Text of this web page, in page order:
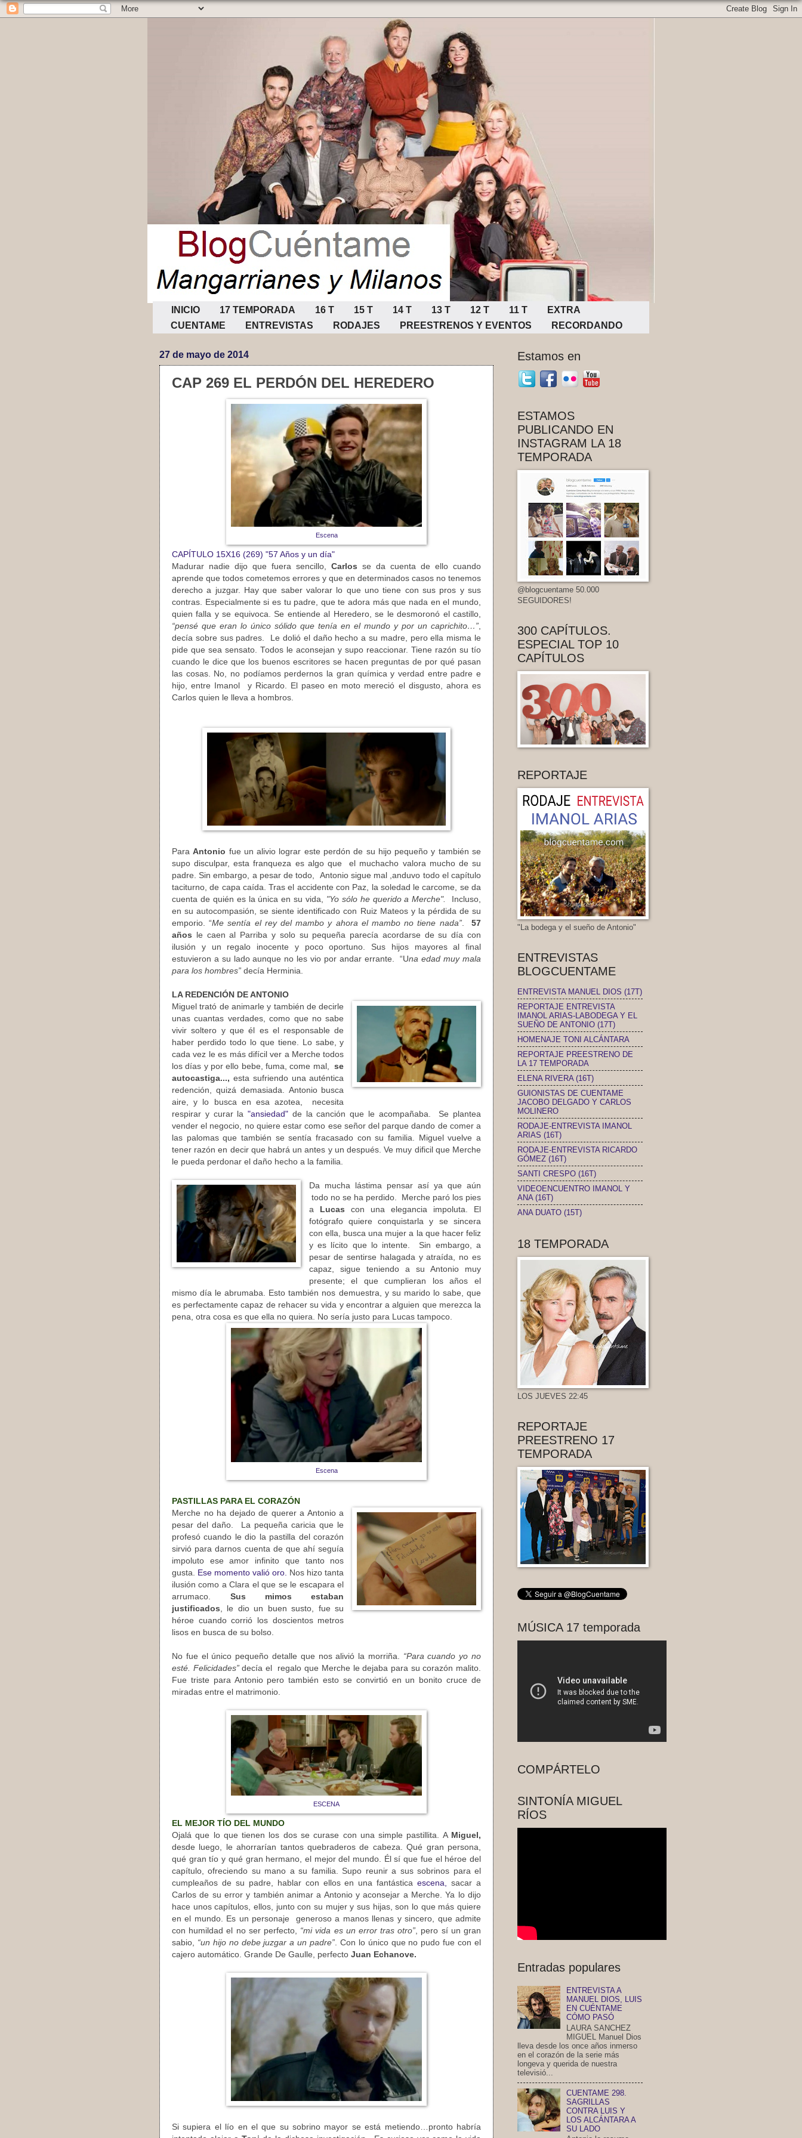
INICIO 17 TEMPORADA 16 T 15 T 14 T 13 T 12 T 11 T
EXTRA
CUENTAME
ENTREVISTAS RODAJES PREESTRENOS Y EVENTOS RECORDANDO
27 de mayo de 2014
CAP 269 EL PERDÓN DEL HEREDERO
Escena
CAPÍTULO 15X16 (269) "57 Años y un día"
Madurar nadie dijo que fuera sencillo, Carlos se da cuenta de ello cuando
aprende que todos cometemos errores y que en determinados casos no tenemos
derecho a juzgar. Hay que saber valorar lo que uno tiene con sus pros y sus
contras. Especialmente si es tu padre, que te adora más que nada en el mundo,
quien falla y se equivoca. Se entiende al Heredero, se le desmoronó el castillo,
“pensé que eran lo único sólido que tenía en el mundo y por un caprichito…”
decía sobre sus padres. Le dolió el daño hecho a su madre, pero ella misma le
pide que sea sensato. Todos le aconsejan y supo reaccionar. Tiene razón su tío
cuando le dice que los buenos escritores se hacen preguntas de por qué pasan
las cosas. No, no podíamos perdernos la gran química y verdad entre padre e
hijo, entre Imanol y Ricardo. El paseo en moto mereció el disgusto, ahora es
Carlos quien le lleva a hombros.
ParaAntonio fue un alivio lograr este perdón de su hijo pequeño y también se
supo disculpar, esta franqueza es algo que el muchacho valora mucho de su
padre. Sin embargo, a pesar de todo, Antonio sigue mal ,anduvo todo el capítulo
taciturno, de capa caída. Tras el accidente con Paz, la soledad le carcome, se da
cuenta de quién es la única en su vida, "Yo sólo he querido a Merche". Incluso,
en su autocompasión, se siente identificado con Ruiz Mateos y la pérdida de su
emporio. “Me sentía el rey del mambo y ahora el mambo no tiene nada”.
57
años le caen al Parriba y solo su pequeña parecía acordarse de su día con
ilusión y un regalo inocente y poco oportuno. Sus hijos mayores al final
estuvieron a su lado aunque no les vio por andar errante. “Una edad muy mala
para los hombres” decía Herminia.
LA REDENCIÓN DE ANTONIO
Miguel trató de animarle y también de decirle
unas cuantas verdades, como que no sabe
vivir soltero y que él es el responsable de
haber perdido todo lo que tiene. Lo sabe, y
cada vez le es más difícil ver a Merche todos
los días y por ello bebe, fuma, come mal,se
autocastiga..., esta sufriendo una auténtica
redención, quizá demasiada.
Antonio busca
aire, y lo busca en esa azotea, necesita
respirar y curar la"ansiedad" de la canción que le acompañaba. Se plantea
vender el negocio, no quiere estar como ese señor del parque dando de comer a
las palomas que también se sentía fracasado con su familia. Miguel vuelve a
tener razón en decir que habrá un antes y un después. Ve muy dificil que Merche
le pueda perdonar el daño hecho a la familia.
Da mucha lástima pensar así ya que aún
todo no se ha perdido. Merche paró los pies
a Lucas con una elegancia impoluta. El
fotógrafo quiere conquistarla y se sincera
con ella, busca una mujer a la que hacer feliz
y es lícito que lo intente. Sin embargo, a
pesar de sentirse halagada y atraída, no es
capaz, sigue teniendo a su Antonio muy
presente; el que cumplieran los años el
mismo día le abrumaba. Esto también nos demuestra, y su marido lo sabe, que
es perfectamente capaz de rehacer su vida y encontrar a alguien que merezca la
pena, otra cosa es que ella no quiera. No sería justo para Lucas tampoco.
Escena
PASTILLAS PARA EL CORAZÓN
Merche no ha dejado de querer a Antonio a
pesar del daño. La pequeña caricia que le
profesó cuando le dio la pastilla del corazón
sirvió para darnos cuenta de que ahí seguía
impoluto ese amor infinito que tanto nos
gusta. Ese momento valió oro. Nos hizo tanta
ilusión como a Clara el que se le escapara el
arrumaco. Sus mimos estaban
justificados, le dio un buen susto, fue su
héroe cuando corrió los doscientos metros
lisos en busca de su bolso.
No fue el único pequeño detalle que nos alivió la morriña. “Para cuando yo no
esté. Felicidades”decía el regalo que Merche le dejaba para su corazón malito.
Fue triste para Antonio pero también esto se convirtió en un bonito cruce de
miradas entre el matrimonio.
ESCENA
EL MEJOR TÍO DEL MUNDO
Ojalá que lo que tienen los dos se curase con una simple pastillita. A Miguel,
desde luego, le ahorrarían tantos quebraderos de cabeza. Qué gran persona,
qué gran tío y qué gran hermano, el mejor del mundo. Él sí que fue el héroe del
capítulo, ofreciendo su mano a su familia. Supo reunir a sus sobrinos para el
cumpleaños de su padre, hablar con ellos en una fantástica escena,sacar a
Carlos de su error y también animar a Antonio y aconsejar a Merche. Ya lo dijo
hace unos capítulos, ellos, junto con su mujer y sus hijas, son lo que más quiere
en el mundo. Es un personaje generoso a manos llenas y sincero, que admite
con humildad el no ser perfecto, “mi vida es un error tras otro”, pero sí un gran
sabio, “un hijo no debe juzgar a un padre”. Con lo único que no pudo fue con el
cajero automático. Grande De Gaulle, perfecto Juan Echanove.
Si supiera el lío en el que su sobrino mayor se está metiendo…pronto habría
Estamos en
ESTAMOS
PUBLICANDO EN
INSTAGRAM LA 18
TEMPORADA
@blogcuentame 50.000
SEGUIDORES!
300 CAPÍTULOS.
ESPECIAL TOP 10
CAPÍTULOS
REPORTAJE
"La bodega y el sueño de Antonio"
ENTREVISTAS
BLOGCUENTAME
ENTREVISTA MANUEL DIOS (17T)
REPORTAJE ENTREVISTA
IMANOL ARIAS-LABODEGA Y EL
SUEÑO DE ANTONIO (17T)
HOMENAJE TONI ALCÁNTARA
REPORTAJE PREESTRENO DE
LA 17 TEMPORADA
ELENA RIVERA (16T)
GUIONISTAS DE CUENTAME
JACOBO DELGADO Y CARLOS
MOLINERO
RODAJE-ENTREVISTA IMANOL
ARIAS (16T)
RODAJE-ENTREVISTA RICARDO
GÓMEZ (16T)
SANTI CRESPO (16T)
VIDEOENCUENTRO IMANOL Y
ANA (16T)
ANA DUATO (15T)
18 TEMPORADA
LOS JUEVES 22:45
REPORTAJE
PREESTRENO 17
TEMPORADA
MÚSICA 17 temporada
COMPÁRTELO
SINTONÍA MIGUEL
RÍOS
Entradas populares
ENTREVISTA A
MANUEL DIOS, LUIS
EN CUÉNTAME
CÓMO PASÓ
LAURA SANCHEZ
MIGUEL Manuel Dios
lleva desde los once años inmerso
en el corazón de la serie más
longeva y querida de nuestra
televisió...
CUENTAME 298.
SAGRILLAS
CONTRA LUIS Y
LOS ALCÁNTARA A
SU LADO